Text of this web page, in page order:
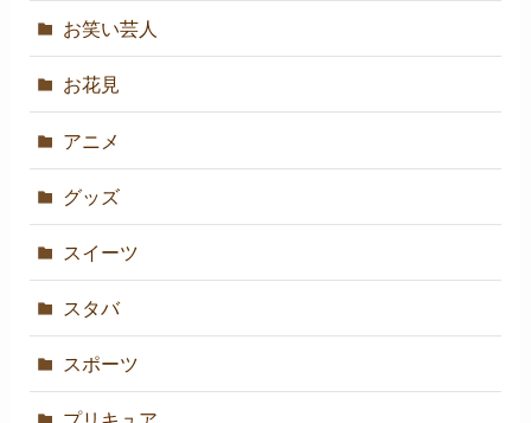
お笑い芸人
お花見
アニメ
グッズ
スイーツ
スタバ
スポーツ